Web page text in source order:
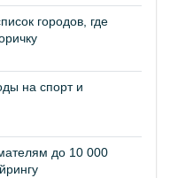
городов, где
на спорт и
до 10 000